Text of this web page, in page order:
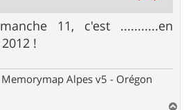
11, c'est ...........en
!
Memorymap Alpes v5 - Orégon